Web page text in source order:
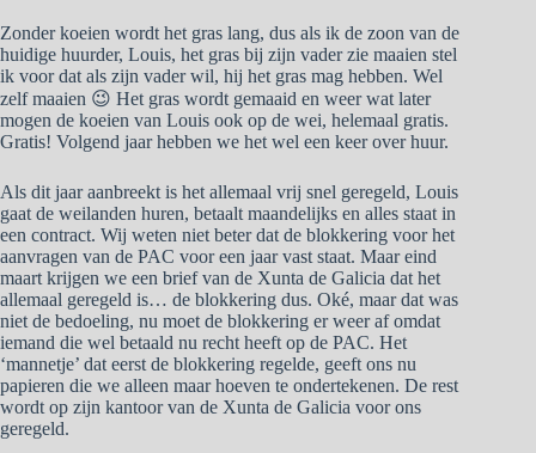
Zonder koeien wordt het gras lang, dus als ik de zoon van de
huidige huurder, Louis, het gras bij zijn vader zie maaien stel
ik voor dat als zijn vader wil, hij het gras mag hebben. Wel
zelf maaien 😉 Het gras wordt gemaaid en weer wat later
mogen de koeien van Louis ook op de wei, helemaal gratis.
Gratis! Volgend jaar hebben we het wel een keer over huur.
Als dit jaar aanbreekt is het allemaal vrij snel geregeld, Louis
gaat de weilanden huren, betaalt maandelijks en alles staat in
een contract. Wij weten niet beter dat de blokkering voor het
aanvragen van de PAC voor een jaar vast staat. Maar eind
maart krijgen we een brief van de Xunta de Galicia dat het
allemaal geregeld is… de blokkering dus. Oké, maar dat was
niet de bedoeling, nu moet de blokkering er weer af omdat
iemand die wel betaald nu recht heeft op de PAC. Het
‘mannetje’ dat eerst de blokkering regelde, geeft ons nu
papieren die we alleen maar hoeven te ondertekenen. De rest
wordt op zijn kantoor van de Xunta de Galicia voor ons
geregeld.